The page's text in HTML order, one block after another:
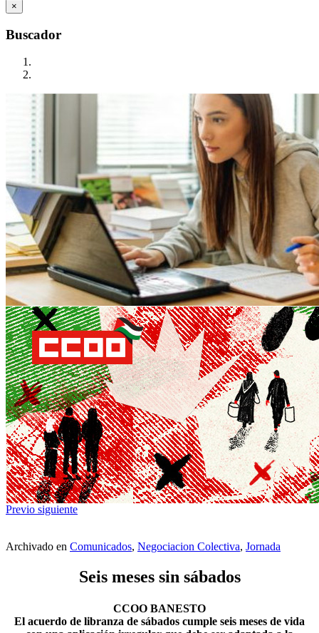
×
Buscador
Previo siguiente
Archivado en Comunicados, Negociacion Colectiva, Jornada
Seis meses sin sábados
CCOO BANESTO
El acuerdo de libranza de sábados cumple seis meses de vida